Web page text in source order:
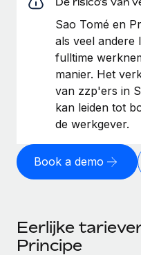
Sao Tomé en
als veel andere
fulltime
manier. Het
van zzp'ers in
kan leiden tot
de werkgever.
Book a demo
Eerlijke
Principe